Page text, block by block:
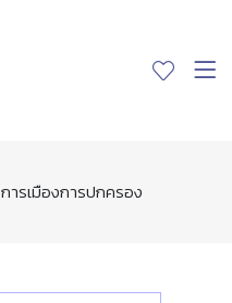
การเมืองการปกครอง